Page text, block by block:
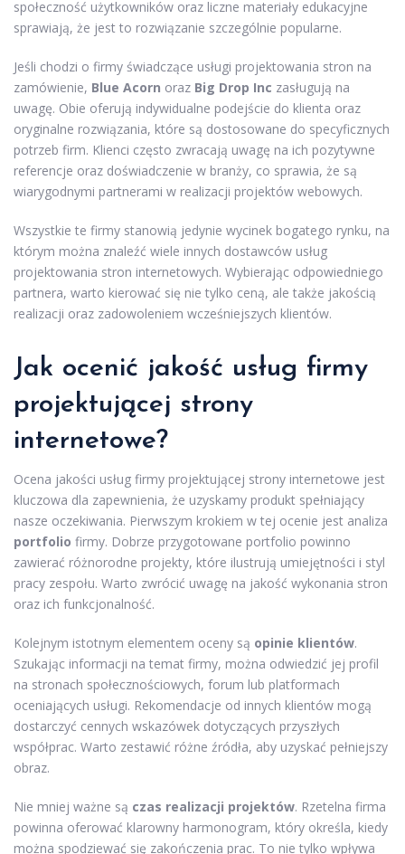
społeczność użytkowników oraz liczne materiały edukacyjne
sprawiają, że jest to rozwiązanie szczególnie popularne.
Jeśli chodzi o firmy świadczące usługi projektowania stron na
zamówienie, Blue Acorn oraz Big Drop Inc zasługują na
uwagę. Obie oferują indywidualne podejście do klienta oraz
oryginalne rozwiązania, które są dostosowane do specyficznych
potrzeb firm. Klienci często zwracają uwagę na ich pozytywne
referencje oraz doświadczenie w branży, co sprawia, że są
wiarygodnymi partnerami w realizacji projektów webowych.
Wszystkie te firmy stanowią jedynie wycinek bogatego rynku, na
którym można znaleźć wiele innych dostawców usług
projektowania stron internetowych. Wybierając odpowiedniego
partnera, warto kierować się nie tylko ceną, ale także jakością
realizacji oraz zadowoleniem wcześniejszych klientów.
Jak ocenić jakość usług firmy
projektującej strony
internetowe?
Ocena jakości usług firmy projektującej strony internetowe jest
kluczowa dla zapewnienia, że uzyskamy produkt spełniający
nasze oczekiwania. Pierwszym krokiem w tej ocenie jest analiza
portfolio firmy. Dobrze przygotowane portfolio powinno
zawierać różnorodne projekty, które ilustrują umiejętności i styl
pracy zespołu. Warto zwrócić uwagę na jakość wykonania stron
oraz ich funkcjonalność.
Kolejnym istotnym elementem oceny są opinie klientów.
Szukając informacji na temat firmy, można odwiedzić jej profil
na stronach społecznościowych, forum lub platformach
oceniających usługi. Rekomendacje od innych klientów mogą
dostarczyć cennych wskazówek dotyczących przyszłych
współprac. Warto zestawić różne źródła, aby uzyskać pełniejszy
obraz.
Nie mniej ważne są czas realizacji projektów. Rzetelna firma
powinna oferować klarowny harmonogram, który określa, kiedy
można spodziewać się zakończenia prac. To nie tylko wpływa